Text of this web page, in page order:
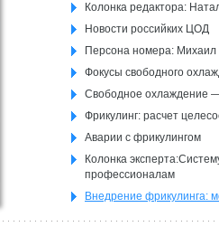
Колонка редактора:
Новости российких ЦОД
Персона номера: Михаил
Фокусы свободного
Свободное охлаждение
Фрикулинг: расчет
Аварии с фрикулингом
Колонка
профессионалам
Внедрение фрикулинга:
Павел Гордеев: